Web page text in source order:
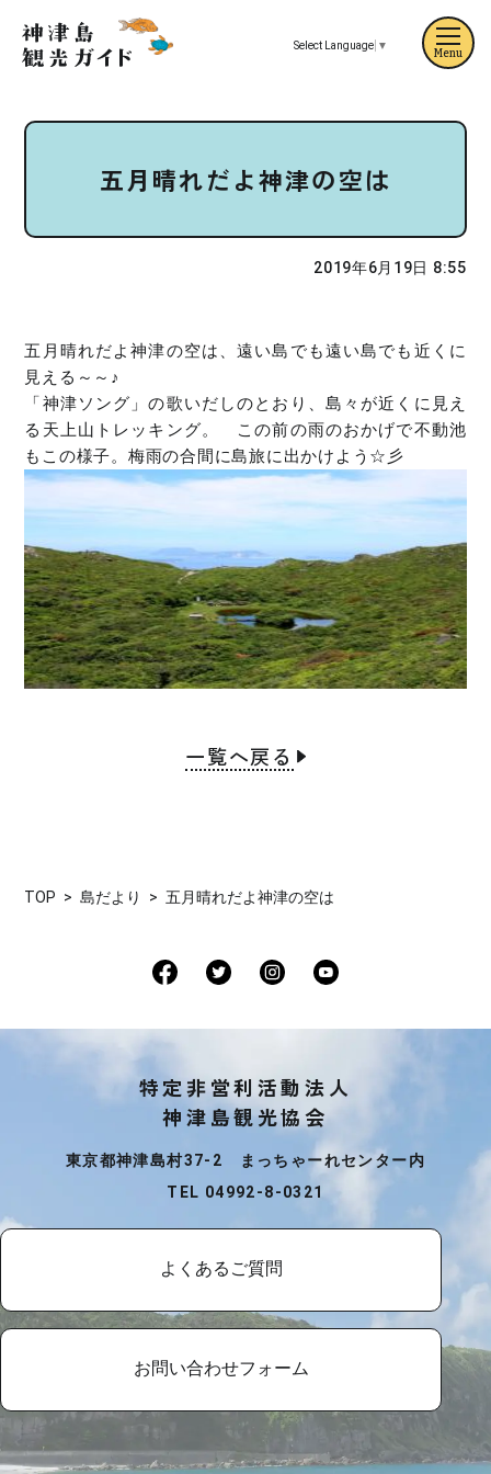
Select Language ▼
五月晴れだよ神津の空は
2019年6月19日 8:55
五月晴れだよ神津の空は、遠い島でも遠い島でも近くに
見える～～♪
「神津ソング」の歌いだしのとおり、島々が近くに見え
る天上山トレッキング。 この前の雨のおかげで不動池
もこの様子。梅雨の合間に島旅に出かけよう☆彡
一覧へ戻る
TOP 島だより 五月晴れだよ神津の空は
特定非営利活動法人
神津島観光協会
東京都神津島村37-2 まっちゃーれセンター内
TEL 04992-8-0321
よくあるご質問
お問い合わせフォーム
Menu